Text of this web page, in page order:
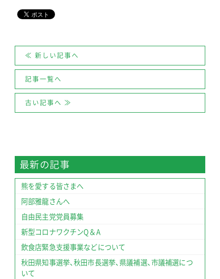
≪ 新しい記事へ
記事一覧へ
古い記事へ ≫
最新の記事
熊を愛する皆さまへ
阿部雅龍さんへ
自由民主党党員募集
新型コロナワクチンQ＆A
飲食店緊急支援事業などについて
秋田県知事選挙、秋田市長選挙、県議補選、市議補選につ
いて